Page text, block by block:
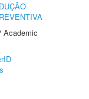
Academic